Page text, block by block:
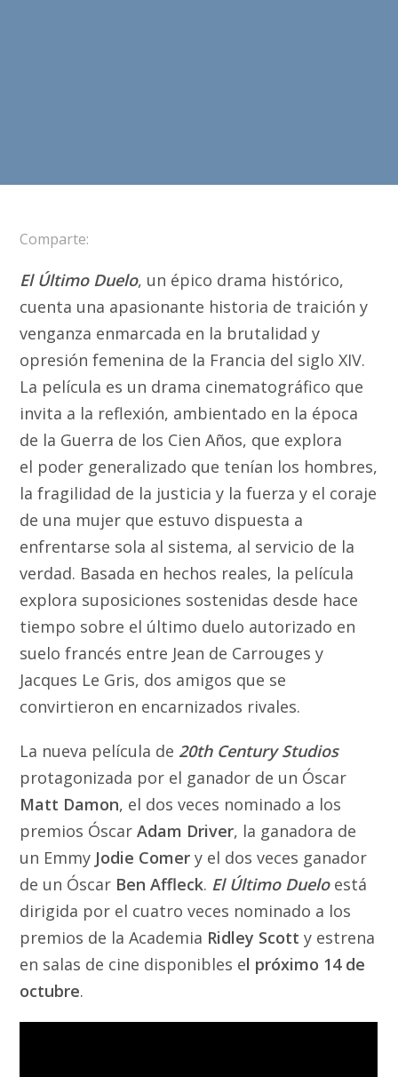
Comparte:
El Último Duelo, un épico drama histórico,
cuenta una apasionante historia de traición y
venganza enmarcada en la brutalidad y
opresión femenina de la Francia del siglo XIV.
La película es un drama cinematográfico que
invita a la reflexión, ambientado en la época
de la Guerra de los Cien Años, que explora
el poder generalizado que tenían los hombres,
la fragilidad de la justicia y la fuerza y el coraje
de una mujer que estuvo dispuesta a
enfrentarse sola al sistema, al servicio de la
verdad. Basada en hechos reales, la película
explora suposiciones sostenidas desde hace
tiempo sobre el último duelo autorizado en
suelo francés entre Jean de Carrouges y
Jacques Le Gris, dos amigos que se
convirtieron en encarnizados rivales.
La nueva película de 20th Century Studios
protagonizada por el ganador de un Óscar
Matt Damon, el dos veces nominado a los
premios ÓscarAdam Driver, la ganadora de
un Emmy Jodie Comer y el dos veces ganador
de un Óscar Ben Affleck. El Último Dueloestá
dirigida por el cuatro veces nominado a los
premios de la Academia Ridley Scott y estrena
en salas de cine disponibles el próximo 14 de
octubre.